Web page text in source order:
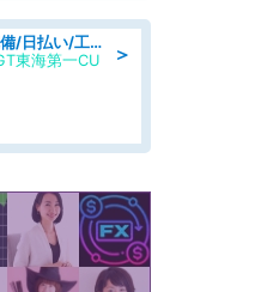
＞
電子部品の組立・検査/寮完備/日払い/工場・製造
東海第一CU